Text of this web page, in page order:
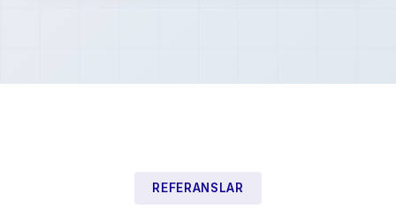
REFERANSLAR